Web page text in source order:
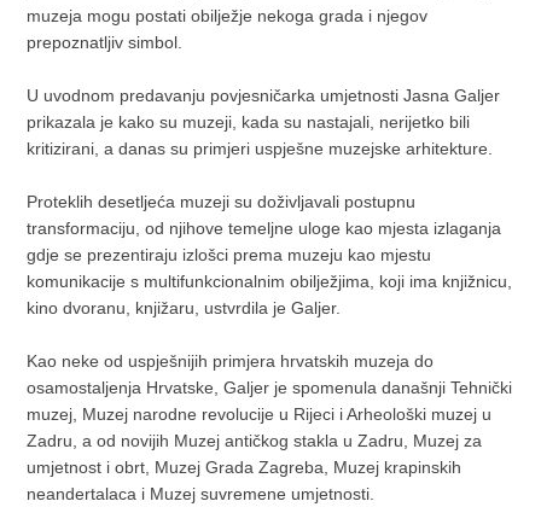
muzeja mogu postati obilježje nekoga grada i njegov
prepoznatljiv simbol.
U uvodnom predavanju povjesničarka umjetnosti Jasna Galjer
prikazala je kako su muzeji, kada su nastajali, nerijetko bili
kritizirani, a danas su primjeri uspješne muzejske arhitekture.
Proteklih desetljeća muzeji su doživljavali postupnu
transformaciju, od njihove temeljne uloge kao mjesta izlaganja
gdje se prezentiraju izlošci prema muzeju kao mjestu
komunikacije s multifunkcionalnim obilježjima, koji ima knjižnicu,
kino dvoranu, knjižaru, ustvrdila je Galjer.
Kao neke od uspješnijih primjera hrvatskih muzeja do
osamostaljenja Hrvatske, Galjer je spomenula današnji Tehnički
muzej, Muzej narodne revolucije u Rijeci i Arheološki muzej u
Zadru, a od novijih Muzej antičkog stakla u Zadru, Muzej za
umjetnost i obrt, Muzej Grada Zagreba, Muzej krapinskih
neandertalaca i Muzej suvremene umjetnosti.